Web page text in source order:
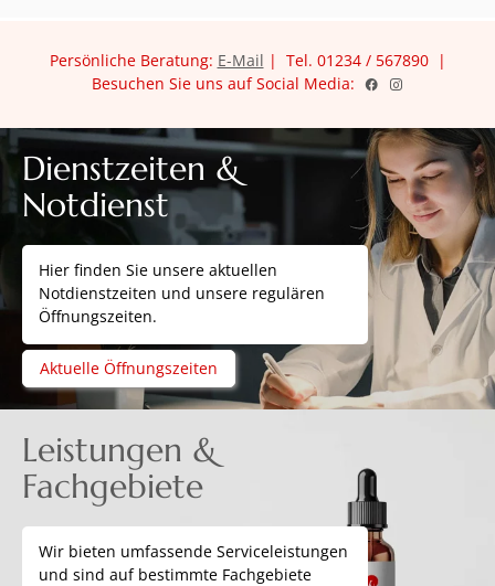
Persönliche Beratung: E-Mail | Tel. 01234 / 567890 |
Besuchen Sie uns auf Social Media:
Dienstzeiten &
Notdienst
Hier finden Sie unsere aktuellen
Notdienstzeiten und unsere regulären
Öffnungszeiten.
Aktuelle Öffnungszeiten
Leistungen &
Fachgebiete
Wir bieten umfassende Serviceleistungen
und sind auf bestimmte Fachgebiete